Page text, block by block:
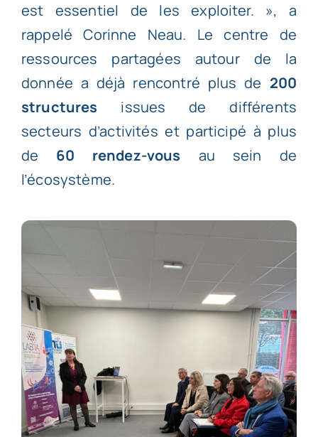
est essentiel de les exploiter. », a
rappelé Corinne Neau. Le centre de
ressources partagées autour de la
donnée a déjà rencontré plus de 200
structures issues de différents
secteurs d’activités et participé à plus
de 60 rendez-vous au sein de
l’écosystème.